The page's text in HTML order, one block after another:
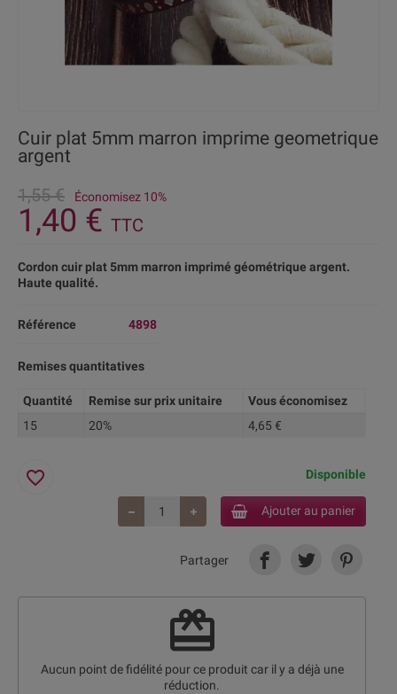
Cuir plat 5mm marron imprime geometrique
argent
1,55 €
Économisez 10%
1,40 € TTC
Cordon cuir plat 5mm marron imprimé géométrique argent.
Haute qualité.
Référence 4898
Remises quantitatives
Quantité Remise sur prix unitaire
Vous économisez
15
20% 4,65 €
Disponible
Ajouter au panier
favorite_border
Partager
redeem
Aucun point de fidélité pour ce produit car il y a déjà une
réduction.